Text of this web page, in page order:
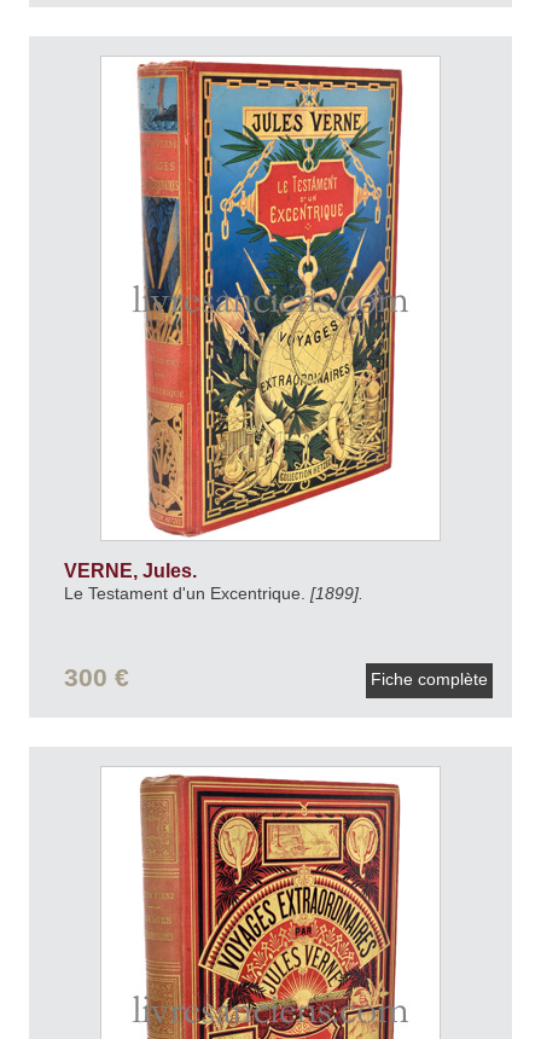
VERNE, Jules.
Le Testament d'un Excentrique. [1899].
300 € Fiche complète